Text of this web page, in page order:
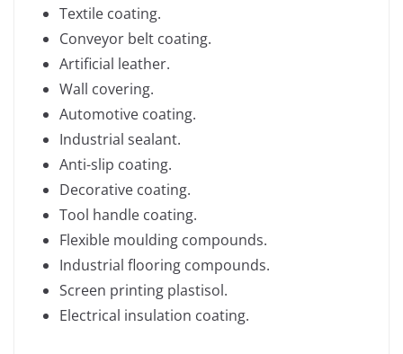
Textile coating.
Conveyor belt coating.
Artificial leather.
Wall covering.
Automotive coating.
Industrial sealant.
Anti-slip coating.
Decorative coating.
Tool handle coating.
Flexible moulding compounds.
Industrial flooring compounds.
Screen printing plastisol.
Electrical insulation coating.